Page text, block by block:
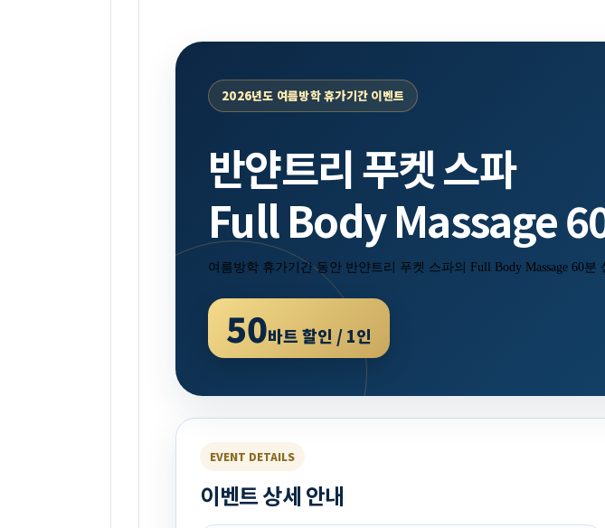
2026년도 여름방학 휴가기간 이벤트
반얀트리 푸켓 스파
Full Body Massage
여름방학 휴가기간 동안 반얀트리 푸켓 스파의 Full Body Massage 60
50바트 할인 / 1인
EVENT DETAILS
이벤트 상세 안내